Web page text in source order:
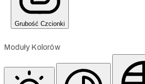
Grubość Czcionki
Moduły Kolorów